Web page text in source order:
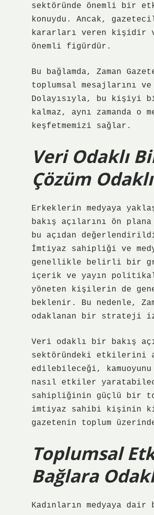
sektöründe önemli bir
konuydu. Ancak,
kararları veren kişidir
önemli figürdür.
Bu bağlamda, Zaman
toplumsal mesajlarını
Dolayısıyla, bu kişiyi
kalmaz, aynı zamanda o
keşfetmemizi sağlar.
Veri Odaklı
Çözüm
Erkeklerin medyaya
bakış açılarını ön
bu açıdan
İmtiyaz sahipliği ve
genellikle belirli bir
içerik ve yayın
yöneten kişilerin de
beklenir. Bu nedenle,
odaklanan bir strateji
Veri odaklı bir bakış
sektöründeki etkilerini
edilebileceği,
nasıl etkiler
sahipliğinin güçlü bir
imtiyaz sahibi kişinin
gazetenin toplum
Toplumsal
Bağlara
Kadınların medyaya